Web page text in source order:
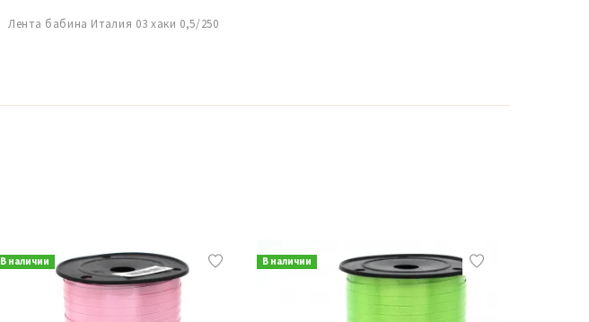
Лента бабина Италия 03 хаки 0,5/250
В наличии В наличии